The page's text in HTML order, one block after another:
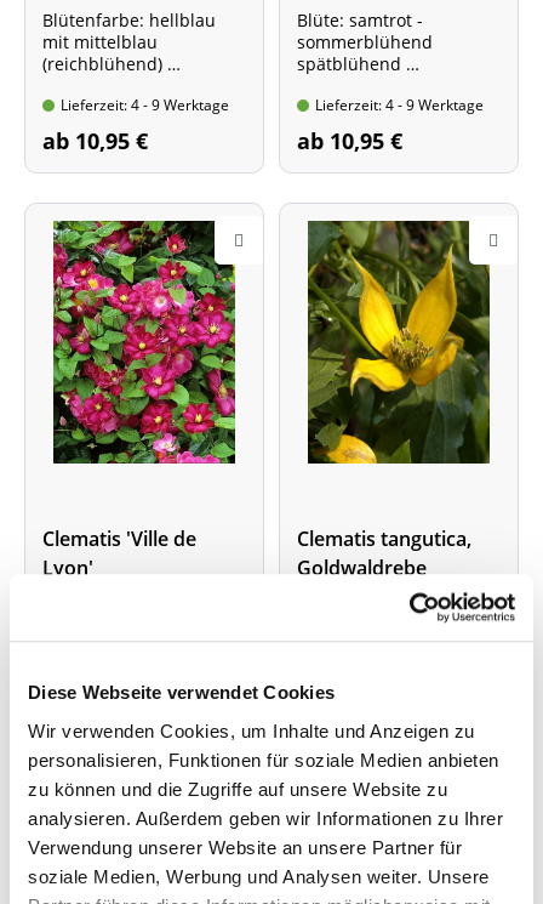
Diese Webseite verwendet Cookies
Wir verwenden Cookies, um Inhalte und Anzeigen zu
personalisieren, Funktionen für soziale Medien anbieten
zu können und die Zugriffe auf unsere Website zu
analysieren. Außerdem geben wir Informationen zu Ihrer
Verwendung unserer Website an unsere Partner für
soziale Medien, Werbung und Analysen weiter. Unsere
Blütenfarbe: hellblau
mit mittelblau
(reichblühend)
Wuchshöhe: bis 3 m
Im Topf, 60- 100 cm hoch
Lieferzeit: 4 - 9 Werktage
ab 10,95 €
Blüte: samtrot -
sommerblühend
spätblühend
Im Topf, 60- 100 cm hoch
Lieferzeit: 4 - 9 Werktage
ab 10,95 €
Clematis 'Ville de
Lyon'
spätblühend
Wuchshöhe: bis 3 m
Im Topf, 60-100 cm hoch
Lieferzeit: 4 - 9 Werktage
ab 10,95 €
Clematis tangutica,
Goldwaldrebe
Wuchshöhe: bis 6 m
Im Topf, 60-100 cm hoch
Lieferzeit: 4 - 9 Werktage
ab 10,95 €